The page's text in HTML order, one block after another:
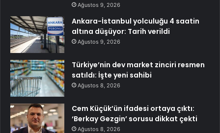
Ağustos 9, 2026
Ankara-İstanbul yolculuğu 4 saatin
altına düşüyor: Tarih verildi
Ağustos 9, 2026
Türkiye’nin dev market zinciri resmen
satıldı: İşte yeni sahibi
Ağustos 8, 2026
Cem Küçük’ün ifadesi ortaya çıktı:
‘Berkay Gezgin’ sorusu dikkat çekti
Ağustos 8, 2026